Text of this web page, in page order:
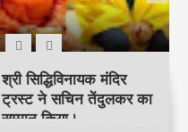
Child Dream
Invest 3 lacs One Time &